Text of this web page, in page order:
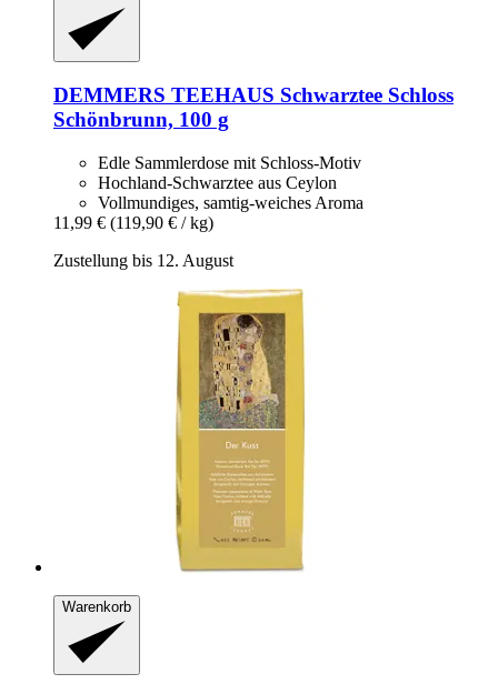
DEMMERS TEEHAUS Schwarztee Schloss
Schönbrunn, 100 g
Edle Sammlerdose mit Schloss-Motiv
Hochland-Schwarztee aus Ceylon
Vollmundiges, samtig-weiches Aroma
11,99 € (119,90 € / kg)
Zustellung bis 12. August
Warenkorb